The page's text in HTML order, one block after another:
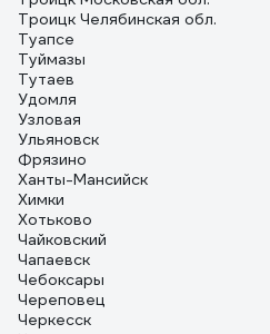
Троицк Челябинская обл.
Туапсе
Туймазы
Тутаев
Удомля
Узловая
Ульяновск
Фрязино
Ханты-Мансийск
Химки
Хотьково
Чайковский
Чапаевск
Чебоксары
Череповец
Черкесск